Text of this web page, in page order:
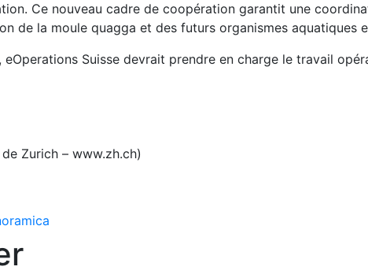
Ce nouveau cadre de coopération garantit une
de la moule quagga et des futurs organismes aquatiques
Suisse devrait prendre en charge le travail
Zurich – www.zh.ch)